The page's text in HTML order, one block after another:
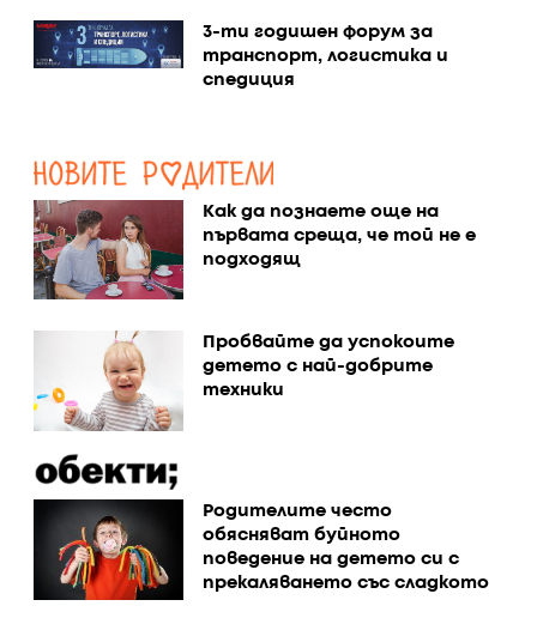
3-ти годишен форум за
транспорт, логистика и
спедиция
Как да познаете още на
първата среща, че той не е
подходящ
Пробвайте да успокоите
детето с най-добрите
техники
Родителите често
обясняват буйното
поведение на детето си с
прекаляването със сладкото